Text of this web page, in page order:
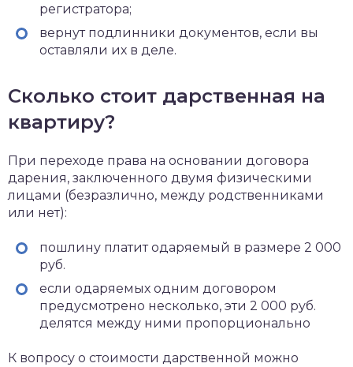
регистратора;
вернут подлинники документов, если вы
оставляли их в деле.
Сколько стоит дарственная на
квартиру?
При переходе права на основании договора
дарения, заключенного двумя физическими
лицами (безразлично, между родственниками
или нет):
пошлину платит одаряемый в размере 2 000
руб.
если одаряемых одним договором
предусмотрено несколько, эти 2 000 руб.
делятся между ними пропорционально
К вопросу о стоимости дарственной можно